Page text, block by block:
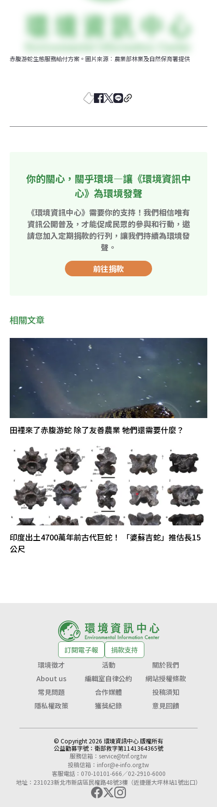
赤腹游蛇生態服務給付方案。圖片來源︰農業部林業及自然保育署提供
你的關心，關乎環境—讓《環境資訊中
心》為環境發聲
《環境資訊中心》需要你的支持！我們相信唯有
資訊公開普及，才能促成民眾的參與和行動，邀
請您加入定期捐款的行列，讓我們持續為環境發
聲。
前往捐款
相關文章
田裡來了赤腹游蛇 除了友善農業 牠們還需要什麼？
印度出土4700萬年前古代巨蛇！ 「婆蘇吉蛇」推估長15
公尺
訂閱電子報
捐款支持
環境徵才
活動
關於我們
About us
編輯室自律公約
網站授權條款
常見問題
合作媒體
投稿須知
隱私權政策
獲獎紀錄 意見回饋
© Copyright 2026 環境資訊中心 版權所有
公益勸募字號： 衛部救字第1141364365號
服務信箱： service@tnf.org.tw
投稿信箱： infor@e-info.org.tw
客服電話：070-10101-666／02-2910-6000
地址：231023新北市新店區民權路48號3樓（近捷運大坪林站1號出口）